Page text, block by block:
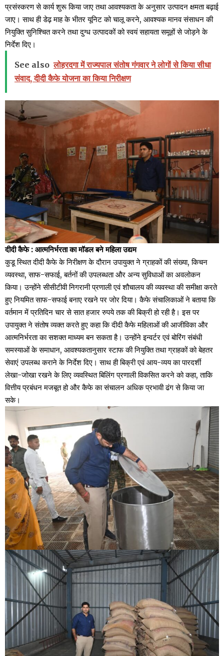
प्रसंस्करण से कार्य शुरू किया जाए तथा आवश्यकता के अनुसार उत्पादन क्षमता बढ़ाई
जाए। साथ ही डेढ़ माह के भीतर यूनिट को चालू करने, आवश्यक मानव संसाधन की
नियुक्ति सुनिश्चित करने तथा दुग्ध उत्पादकों को स्वयं सहायता समूहों से जोड़ने के
निर्देश दिए।
See also लोहरदगा में राज्यपाल संतोष गंगवार ने लोगों से किया सीधा
संवाद, दीदी कैफे योजना का किया निरीक्षण
दीदी कैफे : आत्मनिर्भरता का मॉडल बने महिला उद्यम
कुडू स्थित दीदी कैफे के निरीक्षण के दौरान उपायुक्त ने ग्राहकों की संख्या, किचन
व्यवस्था, साफ-सफाई, बर्तनों की उपलब्धता और अन्य सुविधाओं का अवलोकन
किया। उन्होंने सीसीटीवी निगरानी प्रणाली एवं शौचालय की व्यवस्था की समीक्षा करते
हुए नियमित साफ-सफाई बनाए रखने पर जोर दिया। कैफे संचालिकाओं ने बताया कि
वर्तमान में प्रतिदिन चार से सात हजार रुपये तक की बिक्री हो रही है। इस पर
उपायुक्त ने संतोष व्यक्त करते हुए कहा कि दीदी कैफे महिलाओं की आजीविका और
आत्मनिर्भरता का सशक्त माध्यम बन सकता है। उन्होंने इन्वर्टर एवं बोरिंग संबंधी
समस्याओं के समाधान, आवश्यकतानुसार स्टाफ की नियुक्ति तथा ग्राहकों को बेहतर
सेवाएं उपलब्ध कराने के निर्देश दिए। साथ ही बिक्री एवं आय-व्यय का पारदर्शी
लेखा-जोखा रखने के लिए व्यवस्थित बिलिंग प्रणाली विकसित करने को कहा, ताकि
वित्तीय प्रबंधन मजबूत हो और कैफे का संचालन अधिक प्रभावी ढंग से किया जा
सके।